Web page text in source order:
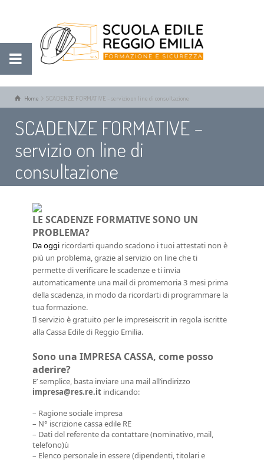
Home SCADENZE FORMATIVE - servizio on line di consultazione
SCADENZE FORMATIVE –
servizio on line di
consultazione
LE SCADENZE FORMATIVE SONO UN
PROBLEMA?
Da oggi ricordarti quando scadono i tuoi attestati non è
più un problema, grazie al servizio on line che ti
permette di verificare le scadenze e ti invia
automaticamente una mail di promemoria 3 mesi prima
della scadenza, in modo da ricordarti di programmare la
tua formazione.
Il servizio è gratuito per le impreseiscrit in regola iscritte
alla Cassa Edile di Reggio Emilia.
Sono una IMPRESA CASSA, come posso
aderire?
E’ semplice, basta inviare una mail all’indirizzo
impresa@res.re.it indicando:
– Ragione sociale impresa
– N° iscrizione cassa edile RE
– Dati del referente da contattare (nominativo, mail,
telefono)ù
– Elenco personale in essere (dipendenti, titolari e